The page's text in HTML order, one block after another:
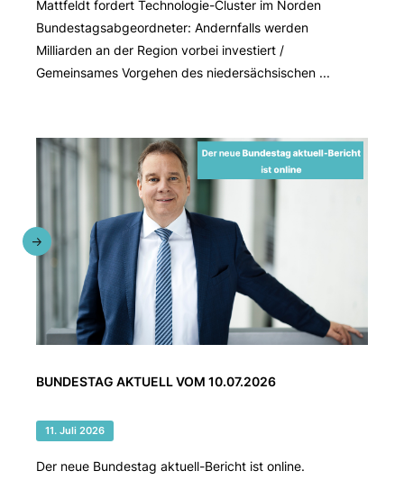
Mattfeldt fordert Technologie-Cluster im Norden
Bundestagsabgeordneter: Andernfalls werden
Milliarden an der Region vorbei investiert /
Gemeinsames Vorgehen des niedersächsischen ...
BUNDESTAG AKTUELL VOM 10.07.2026
11. Juli 2026
Der neue Bundestag aktuell-Bericht ist online.